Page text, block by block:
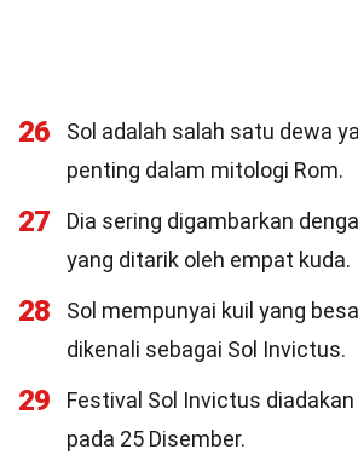
26
Sol adalah salah satu dewa
penting dalam mitologi Rom.
27
Dia sering digambarkan
yang ditarik oleh empat kuda.
28
Sol mempunyai kuil yang
dikenali sebagai Sol Invictus.
29
Festival Sol Invictus
pada 25 Disember.